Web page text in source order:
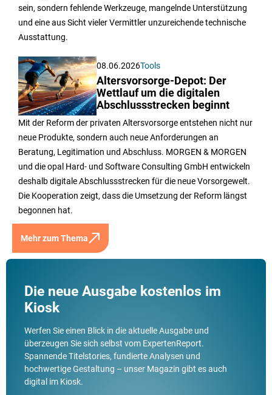
sein, sondern fehlende Werkzeuge, mangelnde Unterstützung
und eine aus Sicht vieler Vermittler unzureichende technische
Ausstattung.
08.06.2026Tools
Altersvorsorge-Depot: Der
Wettlauf um die digitalen
Abschlussstrecken beginnt
Mit der Reform der privaten Altersvorsorge entstehen nicht nur
neue Produkte, sondern auch neue Anforderungen an
Beratung, Legitimation und Abschluss. MORGEN & MORGEN
und die opal Hard- und Software Consulting GmbH entwickeln
deshalb digitale Abschlussstrecken für die neue Vorsorgewelt.
Die Kooperation zeigt, dass die Umsetzung der Reform längst
begonnen hat.
Mehr zum Thema
Die neue Ausgabe kostenlos im
Kiosk
Werfen Sie einen Blick in die aktuelle Ausgabe und
überzeugen Sie sich selbst vom ExpertenReport.
Spannende Titelstories, fundierte Analysen und
hochwertige Gestaltung – unser Magazin gibt es auch
digital im Kiosk.